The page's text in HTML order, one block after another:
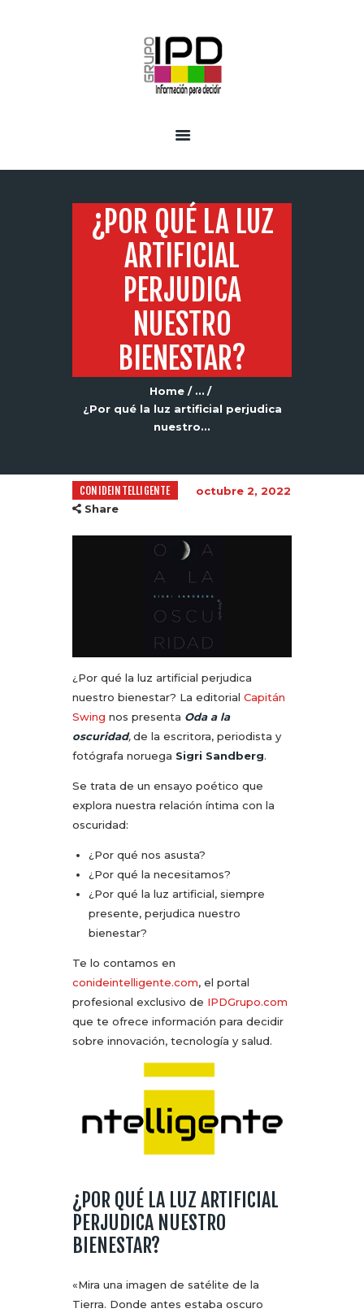
¿POR QUÉ LA LUZ
ARTIFICIAL
PERJUDICA
NUESTRO
BIENESTAR?
Home
...
¿Por qué la luz artificial perjudica
nuestro...
CONIDEINTELLIGENTE
octubre 2, 2022
Share
¿Por qué la luz artificial perjudica
nuestro bienestar? La editorial Capitán
Swing nos presenta Oda a la
oscuridad,de la escritora, periodista y
fotógrafa noruega Sigri Sandberg.
Se trata de un ensayo poético que
explora nuestra relación íntima con la
oscuridad:
¿Por qué nos asusta?
¿Por qué la necesitamos?
¿Por qué la luz artificial, siempre
presente, perjudica nuestro
bienestar?
Te lo contamos en
conideintelligente.com, el portal
profesional exclusivo de IPDGrupo.com
que te ofrece información para decidir
sobre innovación, tecnología y salud.
¿POR QUÉ LA LUZ ARTIFICIAL
PERJUDICA NUESTRO
BIENESTAR?
«Mira una imagen de satélite de la
Tierra. Donde antes estaba oscuro